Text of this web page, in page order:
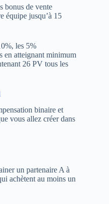
bonus de vente
équipe jusqu’à 15
les 5%
en atteignant minimum
26 PV tous les
binaire et
vous allez créer dans
un partenaire A à
achètent au moins un